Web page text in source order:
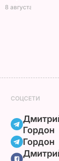
8 августа, 10.25
СОЦСЕТИ
Гордон
Гордон